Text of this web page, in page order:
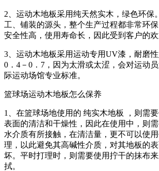
2、运动木地板采用纯天然实木，绿色环保
工、铺装的源头，整个生产过程都非常环
安全性高，使用寿命长，因此受到客户的欢
3、运动木地板采用运动专用UV漆，耐磨
0．4－0．7，因为太滑或太涩，会对运动
际运动场馆专业标准。
篮球场运动木地板怎么保养
1、在篮球场地使用的 纯实木地板 ，则需
表面的清洁和干燥性，因此在使用中，则
水介质有所接触，在清洁量，更不可以使
理，以此避免其高碱性介质，对其地板的
坏。平时打理时，则需要使用拧干的抹布
拭。